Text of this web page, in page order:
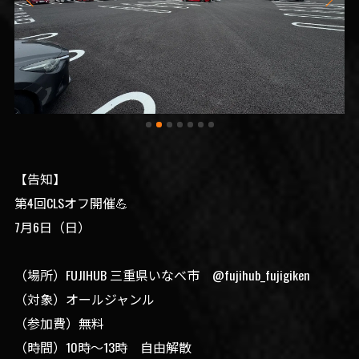
【告知】
第4回CLSオフ開催💪
7月6日（日）
（場所）FUJIHUB 三重県いなべ市 @fujihub_fujigiken
（対象）オールジャンル
（参加費）無料
（時間）10時〜13時 自由解散